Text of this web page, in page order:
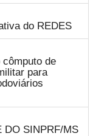
do REDES
de
para
DO SINPRF/MS